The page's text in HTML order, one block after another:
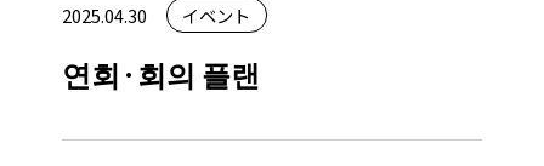
2025.04.30 イベント
연회·회의 플랜